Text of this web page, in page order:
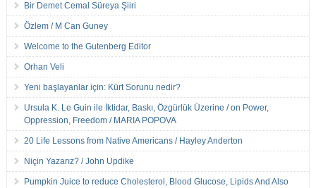
Bir Demet Cemal Süreya Şiiri
Özlem / M Can Guney
Welcome to the Gutenberg Editor
Orhan Veli
Yeni başlayanlar için: Kürt Sorunu nedir?
Ursula K. Le Guin ile İktidar, Baskı, Özgürlük Üzerine / on Power,
Oppression, Freedom / MARIA POPOVA
20 Life Lessons from Native Americans / Hayley Anderton
Niçin Yazarız? / John Updike
Pumpkin Juice to reduce Cholesterol, Blood Glucose, Lipids And Also